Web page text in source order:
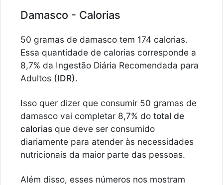
Damasco - Calorias
50 gramas de damasco tem 174 calorias.
Essa quantidade de calorias corresponde a
8,7% da Ingestão Diária Recomendada para
Adultos (IDR).
Isso quer dizer que consumir 50 gramas de
damasco vai completar 8,7% do total de
calorias que deve ser consumido
diariamente para atender às necessidades
nutricionais da maior parte das pessoas.
Além disso, esses números nos mostram